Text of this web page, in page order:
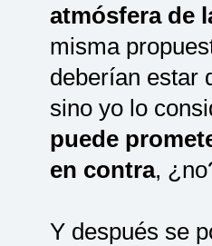
atmósfera de
misma
deberían estar
sino yo lo
puede
en contra,
Y después se